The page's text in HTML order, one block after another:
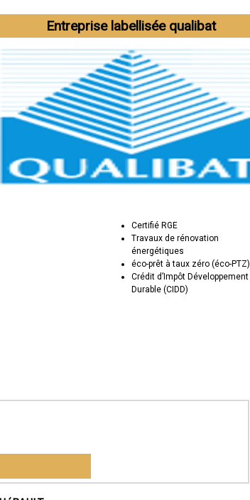
Entreprise labellisée qualibat
Certifié RGE
Travaux de rénovation
énergétiques
éco-prêt à taux zéro (éco-PTZ)
Crédit d’Impôt Développement
Durable (CIDD)